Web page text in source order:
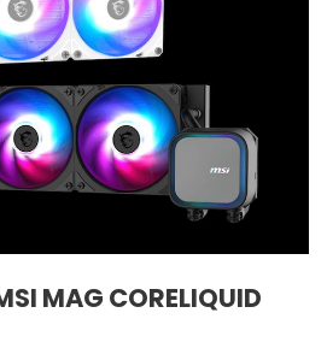
MAG CORELIQUID